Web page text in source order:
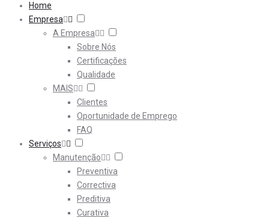
Home
Empresa
A Empresa
Sobre Nós
Certificações
Qualidade
MAIS
Clientes
Oportunidade de Emprego
FAQ
Serviços
Manutenção
Preventiva
Correctiva
Preditiva
Curativa